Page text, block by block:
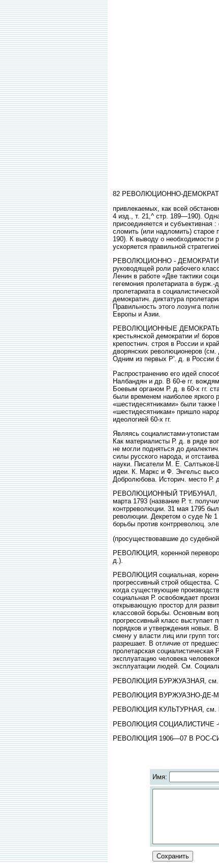
82 РЕВОЛЮЦИОННО-
привлекаемых, как всей
4 изд., т. 21,^ стр. 189—190).
присоединяется и субъективная
сломить (или надломить) старое
190). К выводу о необходимости
ускоряется правильной
РЕВОЛЮЦИОННО -
руководящей роли рабочего
Ленин в работе «Две тактики
гегемония пролетариата в
пролетариата в
демократич. диктатура
Правильность этого лозунга
Европы и Азии.
РЕВОЛЮЦИОННЫЕ ДЕМОКРАТЫ в Р
крестьянской демократии и!
крепостнич. строя в России и
дворянских революционеров
Одним из первых Р'. д. в России
Распространению его идей
Налбандян и др. В 60-е гг.
Боевым органом Р. д. в 60-х гг.
были временем наиболее яркого
«шестидесятниками» были
«шестидесятникам» пришло
идеологией 60-х гг.
Являясь социалистами-
Как материалисты Р. д. в ряде
не могли подняться до
силы русского народа, и
науки. Писатели М. Е. Салтыков-
идеи. К. Маркс и Ф. Энгельс
Добролюбова. Историч. место Р.
РЕВОЛЮЦИОННЫЙ ТРИБУНАЛ, 1)
марта 1793 (название Р. т.
контрреволюции. 31 мая 1795
революции. Декретом о суде № 1
борьбы против контрреволюц.
(просуществовавшие до
РЕВОЛЮЦИЯ, коренной
д.).
РЕВОЛЮЦИЯ социальная,
прогрессивный строй общества.
когда существующие
социальная Р. освобождает
открывающую простор для
классовой борьбы. Основным
прогрессивный класс выступает
порядков и утверждения новых.
смену у власти лиц или групп
разрешает. В отличие от
пролетарская
эксплуатацию человека
эксплуатации людей. См.
РЕВОЛЮЦИЯ БУРЖУАЗНАЯ, см.
РЕВОЛЮЦИЯ ВУРЖУАЗНО-ДЕ-
РЕВОЛЮЦИЯ КУЛЬТУРНАЯ, см.
РЕВОЛЮЦИЯ СОЦИАЛИСТИЧЕ -
РЕВОЛЮЦИЯ 1906—07 В РОС-СИИ,
Имя: